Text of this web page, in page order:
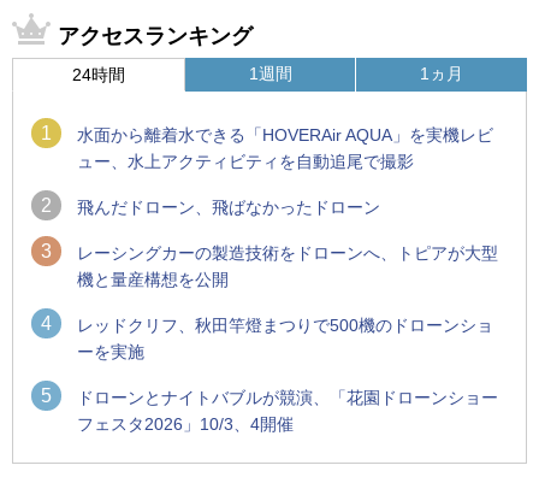
アクセスランキング
24時間
1
水面から離着水できる「HOVERAir AQUA」を実機レビ
ュー、水上アクティビティを自動追尾で撮影
2 飛んだドローン、飛ばなかったドローン
3
レーシングカーの製造技術をドローンへ、トピアが大型
機と量産構想を公開
4
レッドクリフ、秋田竿燈まつりで500機のドローンショ
ーを実施
5
ドローンとナイトバブルが競演、「花園ドローンショー
フェスタ2026」10/3、4開催
1週間 1ヵ月